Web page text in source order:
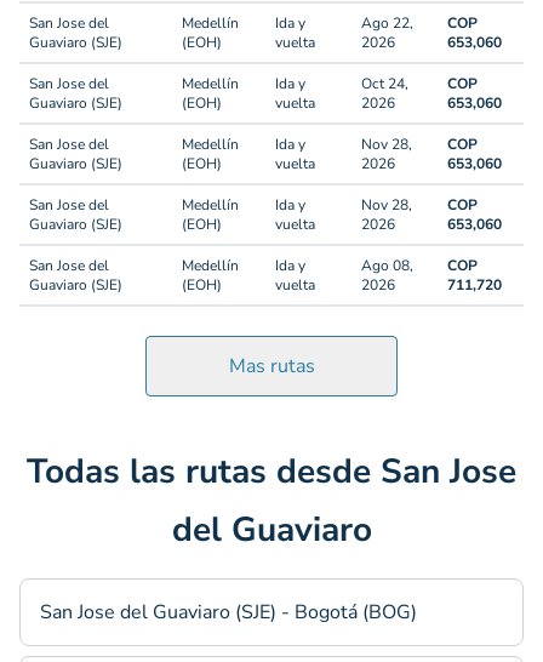
San Jose del
Guaviaro (SJE)
Medellín
(EOH)
Ida y
vuelta
Ago 22,
2026
COP
653,060
San Jose del
Guaviaro (SJE)
Medellín
(EOH)
Ida y
vuelta
Oct 24,
2026
COP
653,060
San Jose del
Guaviaro (SJE)
Medellín
(EOH)
Ida y
vuelta
Nov 28,
2026
COP
653,060
San Jose del
Guaviaro (SJE)
Medellín
(EOH)
Ida y
vuelta
Nov 28,
2026
COP
653,060
San Jose del
Guaviaro (SJE)
Medellín
(EOH)
Ida y
vuelta
Ago 08,
2026
COP
711,720
Mas rutas
Todas las rutas desde San Jose
del Guaviaro
San Jose del Guaviaro (SJE) - Bogotá (BOG)